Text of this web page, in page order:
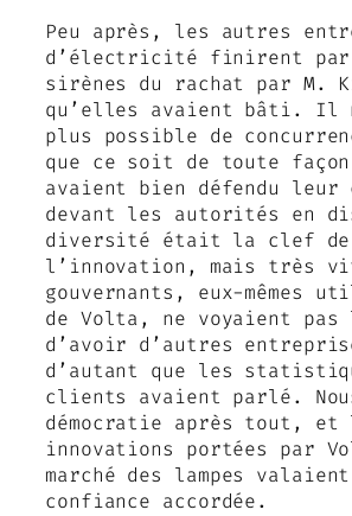
Peu après, les autres
d’électricité finirent par
sirènes du rachat par M.
qu’elles avaient bâti. Il
plus possible de
que ce soit de toute
avaient bien défendu leur
devant les autorités en
diversité était la clef de
l’innovation, mais très
gouvernants, eux-mêmes
de Volta, ne voyaient
d’avoir d’autres
d’autant que les
clients avaient parlé.
démocratie après tout, et
innovations portées par
marché des lampes
confiance accordée.